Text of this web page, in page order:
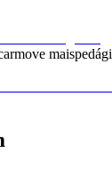
move mais